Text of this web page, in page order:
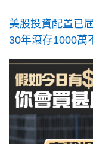
美股投資配置已
30年滾存1000萬